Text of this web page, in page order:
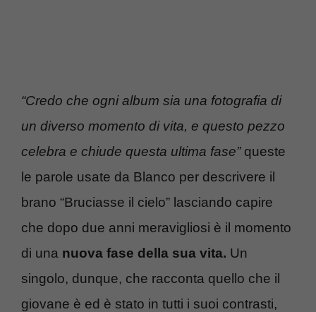
“Credo che ogni album sia una fotografia di
un diverso momento di vita, e questo pezzo
celebra e chiude questa ultima fase”queste
le parole usate da Blanco per descrivere il
brano “Bruciasse il cielo” lasciando capire
che dopo due anni meravigliosi è il momento
di una nuova fase della sua vita. Un
singolo, dunque, che racconta quello che il
giovane è ed è stato in tutti i suoi contrasti,